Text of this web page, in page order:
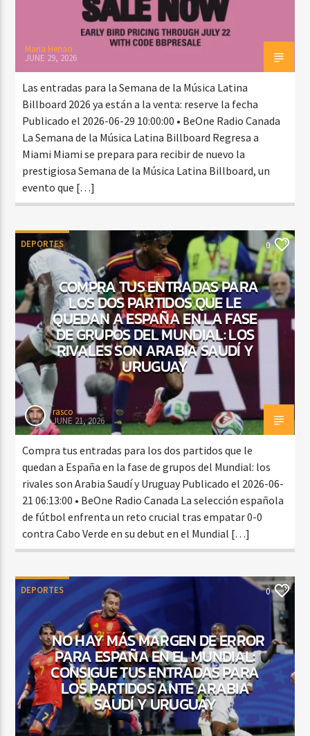
Maria Henao
JUNE 29, 2026
Las entradas para la Semana de la Música Latina
Billboard 2026 ya están a la venta: reserve la fecha
Publicado el 2026-06-29 10:00:00 • BeOne Radio Canada
La Semana de la Música Latina Billboard Regresa a
Miami Miami se prepara para recibir de nuevo la
prestigiosa Semana de la Música Latina Billboard, un
evento que […]
DEPORTES 0
COMPRA TUS ENTRADAS PARA
LOS DOS PARTIDOS QUE LE
QUEDAN A ESPAÑA EN LA FASE
DE GRUPOS DEL MUNDIAL: LOS
RIVALES SON ARABIA SAUDÍ Y
URUGUAY
rasco
JUNE 21, 2026
Compra tus entradas para los dos partidos que le
quedan a España en la fase de grupos del Mundial: los
rivales son Arabia Saudí y Uruguay Publicado el 2026-06-
21 06:13:00 • BeOne Radio Canada La selección española
de fútbol enfrenta un reto crucial tras empatar 0-0
contra Cabo Verde en su debut en el Mundial […]
DEPORTES 0
NO HAY MÁS MARGEN DE ERROR
PARA ESPAÑA EN EL MUNDIAL:
CONSIGUE TUS ENTRADAS PARA
LOS PARTIDOS ANTE ARABIA
SAUDÍ Y URUGUAY